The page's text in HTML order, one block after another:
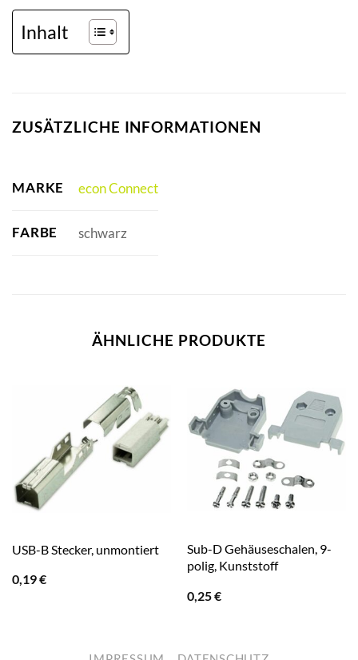
Inhalt
ZUSÄTZLICHE INFORMATIONEN
MARKE econ Connect
FARBE schwarz
ÄHNLICHE PRODUKTE
USB-B Stecker, unmontiert
0,19€
Sub-D Gehäuseschalen, 9-
polig, Kunststoff
0,25€